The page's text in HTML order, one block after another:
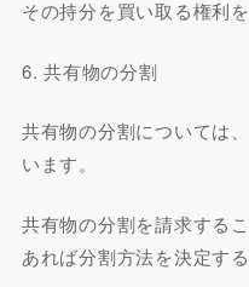
その持分を買い取る権利
6. 共有物の分割
共有物の分割については
います。
共有物の分割を請求する
あれば分割方法を決定す